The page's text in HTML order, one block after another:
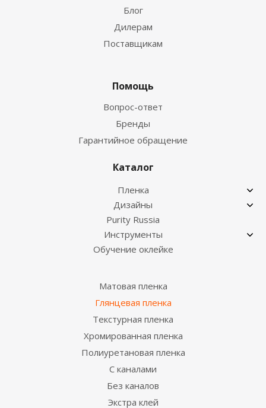
Блог
Дилерам
Поставщикам
Помощь
Вопрос-ответ
Бренды
Гарантийное обращение
Каталог
Пленка
Дизайны
Purity Russia
Инструменты
Обучение оклейке
Матовая пленка
Глянцевая пленка
Текстурная пленка
Хромированная пленка
Полиуретановая пленка
С каналами
Без каналов
Экстра клей